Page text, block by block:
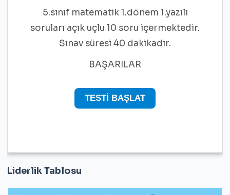
5.sınıf matematik 1.dönem 1.yazılı
soruları açık uçlu 10 soru içermektedir.
Sınav süresi 40 dakikadır.
BAŞARILAR
Liderlik Tablosu